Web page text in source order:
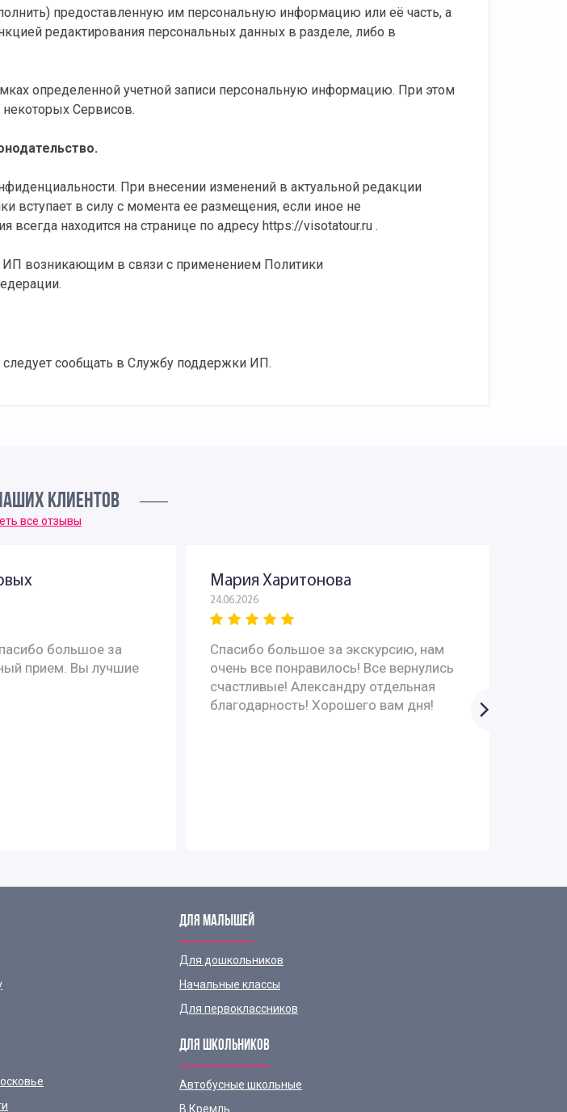
предоставленную им персональную информацию или её часть, а
редактирования персональных данных в разделе, либо в
определенной учетной записи персональную информацию. При этом
Сервисов.
При внесении изменений в актуальной редакции
вступает в силу с момента ее размещения, если иное не
находится на странице по адресу https://visotatour.ru .
возникающим в связи с применением Политики
сообщать в Службу поддержки ИП.
КЛИЕНТОВ
все отзывы
большое за
прием. Вы лучшие
Мария Харитонова
24.06.2026
Спасибо большое за экскурсию, нам
очень все понравилось! Все вернулись
счастливые! Александру отдельная
благодарность! Хорошего вам дня!
ДЛЯ МАЛЫШЕЙ
Для дошкольников
Начальные классы
Для первоклассников
ДЛЯ ШКОЛЬНИКОВ
Автобусные школьные
В Кремль